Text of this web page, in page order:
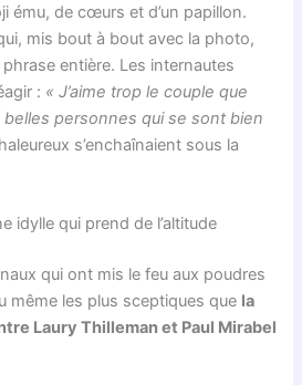
ému, de cœurs et d’un papillon.
mis bout à bout avec la photo,
entière. Les internautes
: « J’aime trop le couple que
belles personnes qui se sont bien
s’enchaînaient sous la
idylle qui prend de l’altitude
qui ont mis le feu aux poudres
même les plus sceptiques que la
Laury Thilleman et Paul Mirabel